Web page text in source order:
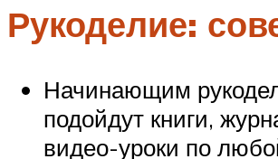
Рукоделие:
Начинающим
подойдут книги,
видео-уроки по